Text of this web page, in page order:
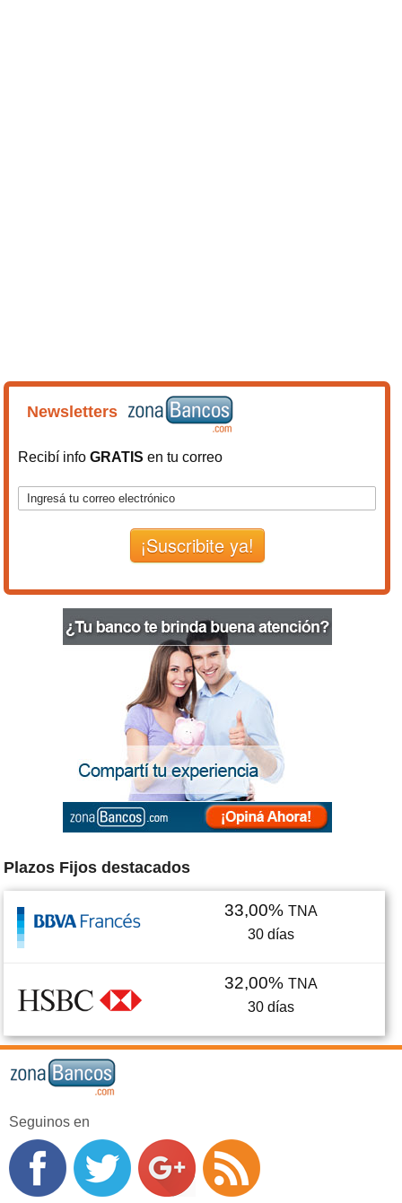
Newsletters
Recibí infoGRATIS en tu correo
¡Suscribite ya!
Plazos Fijos destacados
33,00% TNA
30 días
32,00% TNA
30 días
Seguinos en